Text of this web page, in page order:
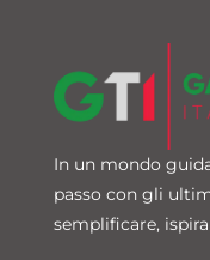
In un mondo
passo con gli
semplificare,